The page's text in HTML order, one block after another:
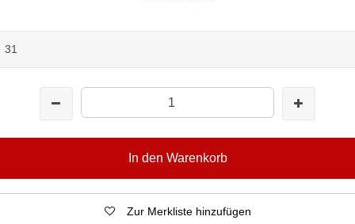
31
In den Warenkorb
Zur Merkliste hinzufügen